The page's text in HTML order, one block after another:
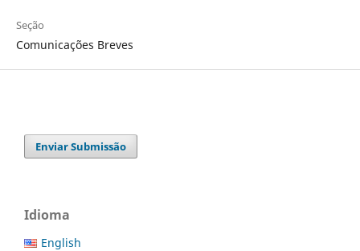
Seção
Comunicações Breves
Enviar Submissão
Idioma
English